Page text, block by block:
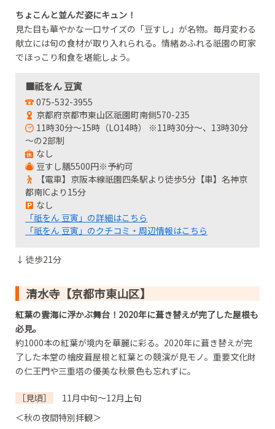
ちょこんと並んだ姿にキュン！
見た目も華やかな一口サイズの「豆すし」が名物。毎月変わる
献立には旬の食材が取り入れられる。情緒あふれる祇園の町家
でほっこり和食を堪能しよう。
■祇をん 豆寅
075-532-3955
京都府京都市東山区祇園町南側570-235
11時30分～15時（LO14時） ※11時30分～、13時30分
～の2部制
なし
豆すし膳5500円※予約可
【電車】京阪本線祇園四条駅より徒歩5分【車】名神京
都南ICより15分
なし
「祇をん 豆寅」の詳細はこちら
「祇をん 豆寅」のクチコミ・周辺情報はこちら
↓ 徒歩21分
清水寺【京都市東山区】
紅葉の雲海に浮かぶ舞台！2020年に葺き替えが完了した屋根も
必見。
約1000本の紅葉が境内を華麗に彩る。2020年に葺き替えが完
了した本堂の檜皮葺屋根と紅葉との競演が見モノ。重要文化財
の仁王門や三重塔の優美な秋景色も忘れずに。
［見頃］
11月中旬～12月上旬
＜秋の夜間特別拝観＞